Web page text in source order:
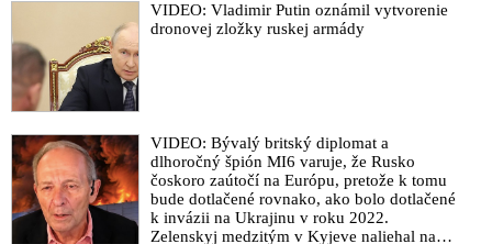
VIDEO: Vladimir Putin oznámil vytvorenie
dronovej zložky ruskej armády
VIDEO: Bývalý britský diplomat a
dlhoročný špión MI6 varuje, že Rusko
čoskoro zaútočí na Európu, pretože k tomu
bude dotlačené rovnako, ako bolo dotlačené
k invázii na Ukrajinu v roku 2022.
Zelenskyj medzitým v Kyjeve naliehal na